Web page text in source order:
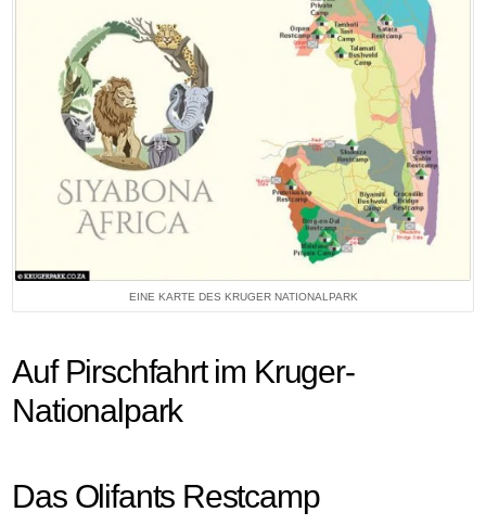
EINE KARTE DES KRUGER NATIONALPARK
Auf Pirschfahrt im Kruger-
Nationalpark
Das Olifants Restcamp